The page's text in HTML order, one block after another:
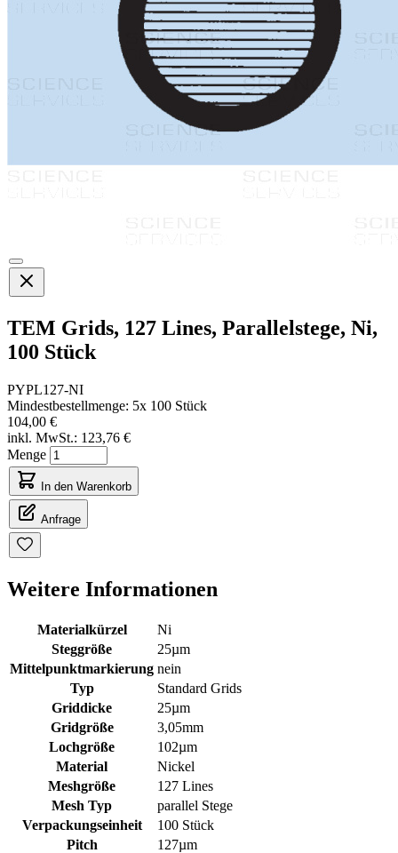
TEM Grids, 127 Lines, Parallelstege, Ni,
100 Stück
PYPL127-NI
Mindestbestellmenge: 5x 100 Stück
104,00 €
inkl. MwSt.: 123,76 €
Menge
In den Warenkorb
Anfrage
Weitere Informationen
Materialkürzel
Ni
Steggröße
25µm
Mittelpunktmarkierung nein
Typ
Standard Grids
Griddicke
25µm
Gridgröße
3,05mm
Lochgröße
102µm
Material
Nickel
Meshgröße
127 Lines
Mesh Typ
parallel Stege
Verpackungseinheit
100 Stück
Pitch
127µm